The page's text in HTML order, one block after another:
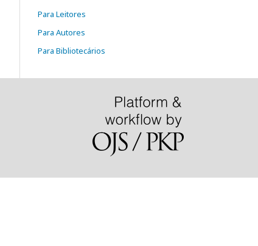
Para Leitores
Para Autores
Para Bibliotecários